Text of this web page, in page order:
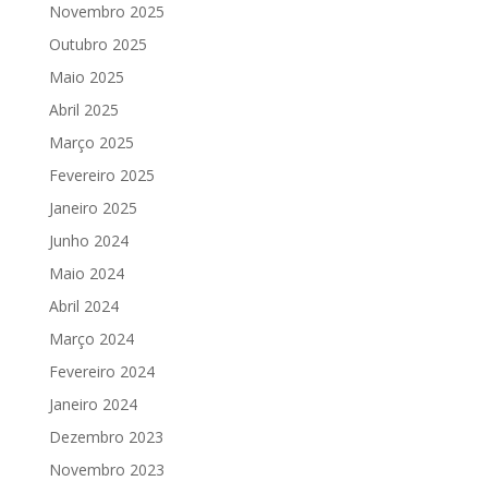
Novembro 2025
Outubro 2025
Maio 2025
Abril 2025
Março 2025
Fevereiro 2025
Janeiro 2025
Junho 2024
Maio 2024
Abril 2024
Março 2024
Fevereiro 2024
Janeiro 2024
Dezembro 2023
Novembro 2023